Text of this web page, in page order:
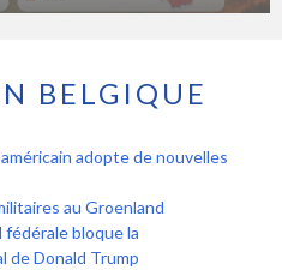
BELGIQUE
adopte de nouvelles
au Groenland
bloque la
de Donald Trump